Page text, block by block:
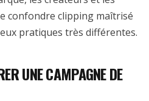
confondre clipping maîtrisé
pratiques très différentes.
UNE CAMPAGNE DE